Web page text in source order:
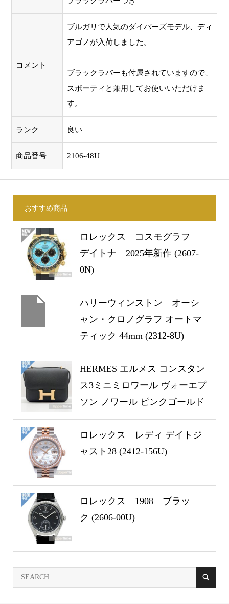
コメント
ブルガリで人気のダイバーズモデル、ディ
アゴノが入荷しました。
ブラックラバーも付属されていますので、
スポーティと兼用してお使いいただけま
す。
ランク 良い
商品番号 2106-48U
おすすめ商品
ロレックス コスモグラフ
デイトナ 2025年新作 (2607-
0N)
ハリーウィンストン オーシ
ャン・クロノグラフ オートマ
ティック 44mm (2312-8U)
HERMES エルメス コンスタン
ス3ミニミロワール ヴォーエプ
ソン ノワール ピンクゴールド
金具 W刻印(2024年製) (2511-
68U)
ロレックス レディ デイトジ
ャスト28 (2412-156U)
ロレックス 1908 ブラッ
ク (2606-00U)